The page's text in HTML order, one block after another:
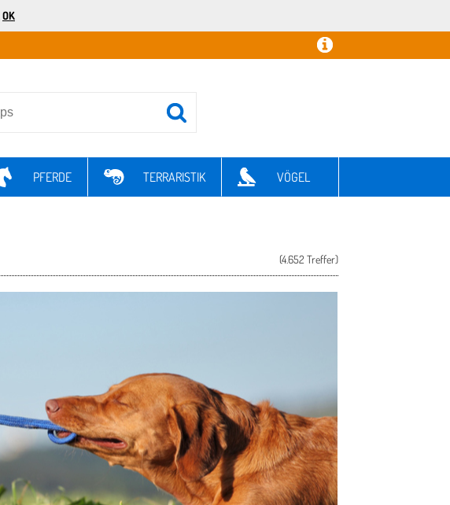
OK
PFERDE TERRARISTIK VÖGEL
(4.652 Treffer)